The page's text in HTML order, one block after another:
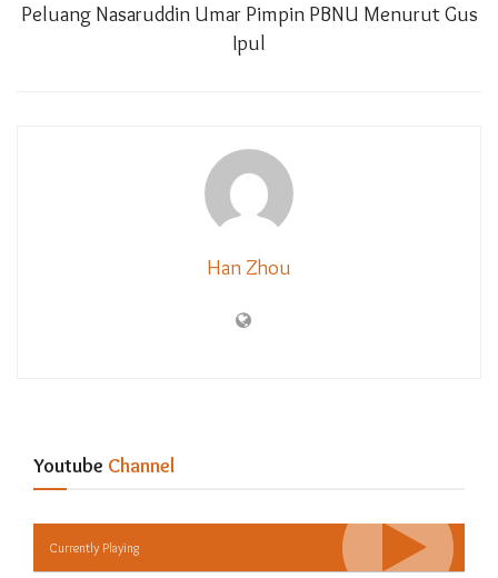
Peluang Nasaruddin Umar Pimpin PBNU Menurut Gus
Ipul
Han Zhou
Youtube Channel
Currently Playing